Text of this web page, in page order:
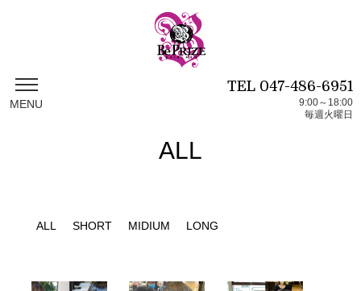
MENU
TEL 047-486-6951
9:00～18:00
毎週火曜日
ALL
ALL SHORT MIDIUM LONG